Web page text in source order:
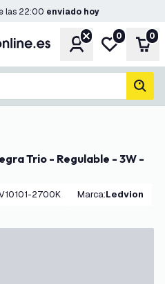
las 22:00 enviado hoy
CuentaMi lista de
0 0
2700K Marca: Ledvion